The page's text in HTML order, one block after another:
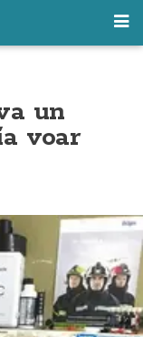
un
voar